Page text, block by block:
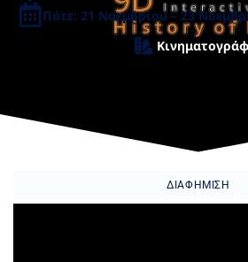
Πότε: 21 Νοεμβρίου – 23
ΔΙΑΦΉΜΙΣΗ